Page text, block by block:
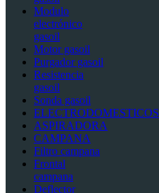
Modulo
electrónico
gasoil
Motor gasoil
Purgador gasoil
Resistencia
gasoil
Sonda gasoil
ELECTRODOMESTICOS
ASPIRADORA
CAMPANA
Filtro campana
Frontal
campana
Deflector